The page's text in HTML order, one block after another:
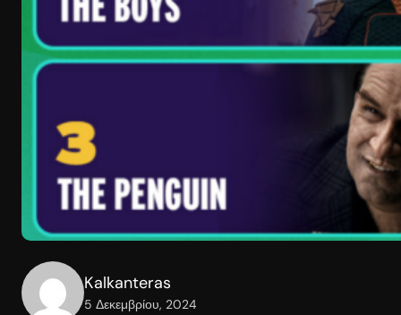
Kalkanteras
5 Δεκεμβρίου, 2024